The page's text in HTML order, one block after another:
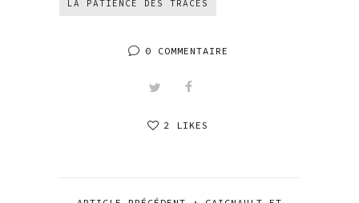
LA PATIENCE DES TRACES
0 COMMENTAIRE
2 LIKES